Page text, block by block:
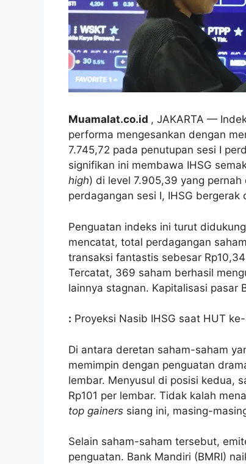
Muamalat.co.id , JAKARTA —
performa mengesankan dengan
7.745,72 pada penutupan sesi I
signifikan ini membawa IHSG
high) di level 7.905,39 yang
perdagangan sesi I, IHSG
Penguatan indeks ini turut
mencatat, total perdagangan
transaksi fantastis sebesar
Tercatat, 369 saham berhasil
lainnya stagnan. Kapitalisasi pasar
: Proyeksi Nasib IHSG saat HUT
Di antara deretan saham-saham
memimpin dengan penguatan
lembar. Menyusul di posisi kedua,
Rp101 per lembar. Tidak kalah
top gainers siang ini, masing-
Selain saham-saham tersebut,
penguatan. Bank Mandiri (BMRI)